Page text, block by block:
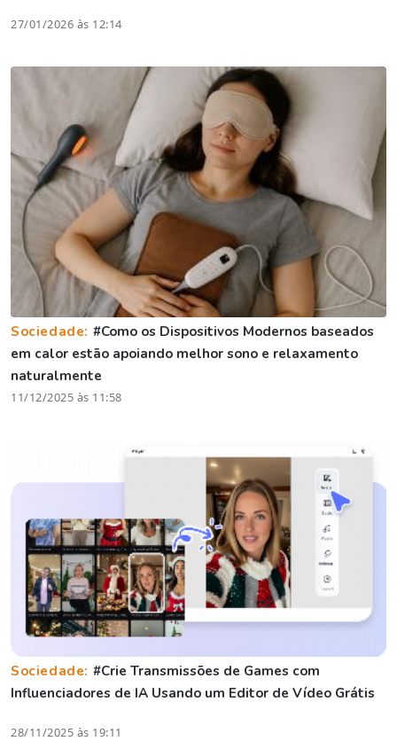
27/01/2026 às 12:14
Sociedade: #Como os Dispositivos Modernos baseados
em calor estão apoiando melhor sono e relaxamento
naturalmente
11/12/2025 às 11:58
Sociedade: #Crie Transmissões de Games com
Influenciadores de IA Usando um Editor de Vídeo Grátis
28/11/2025 às 19:11